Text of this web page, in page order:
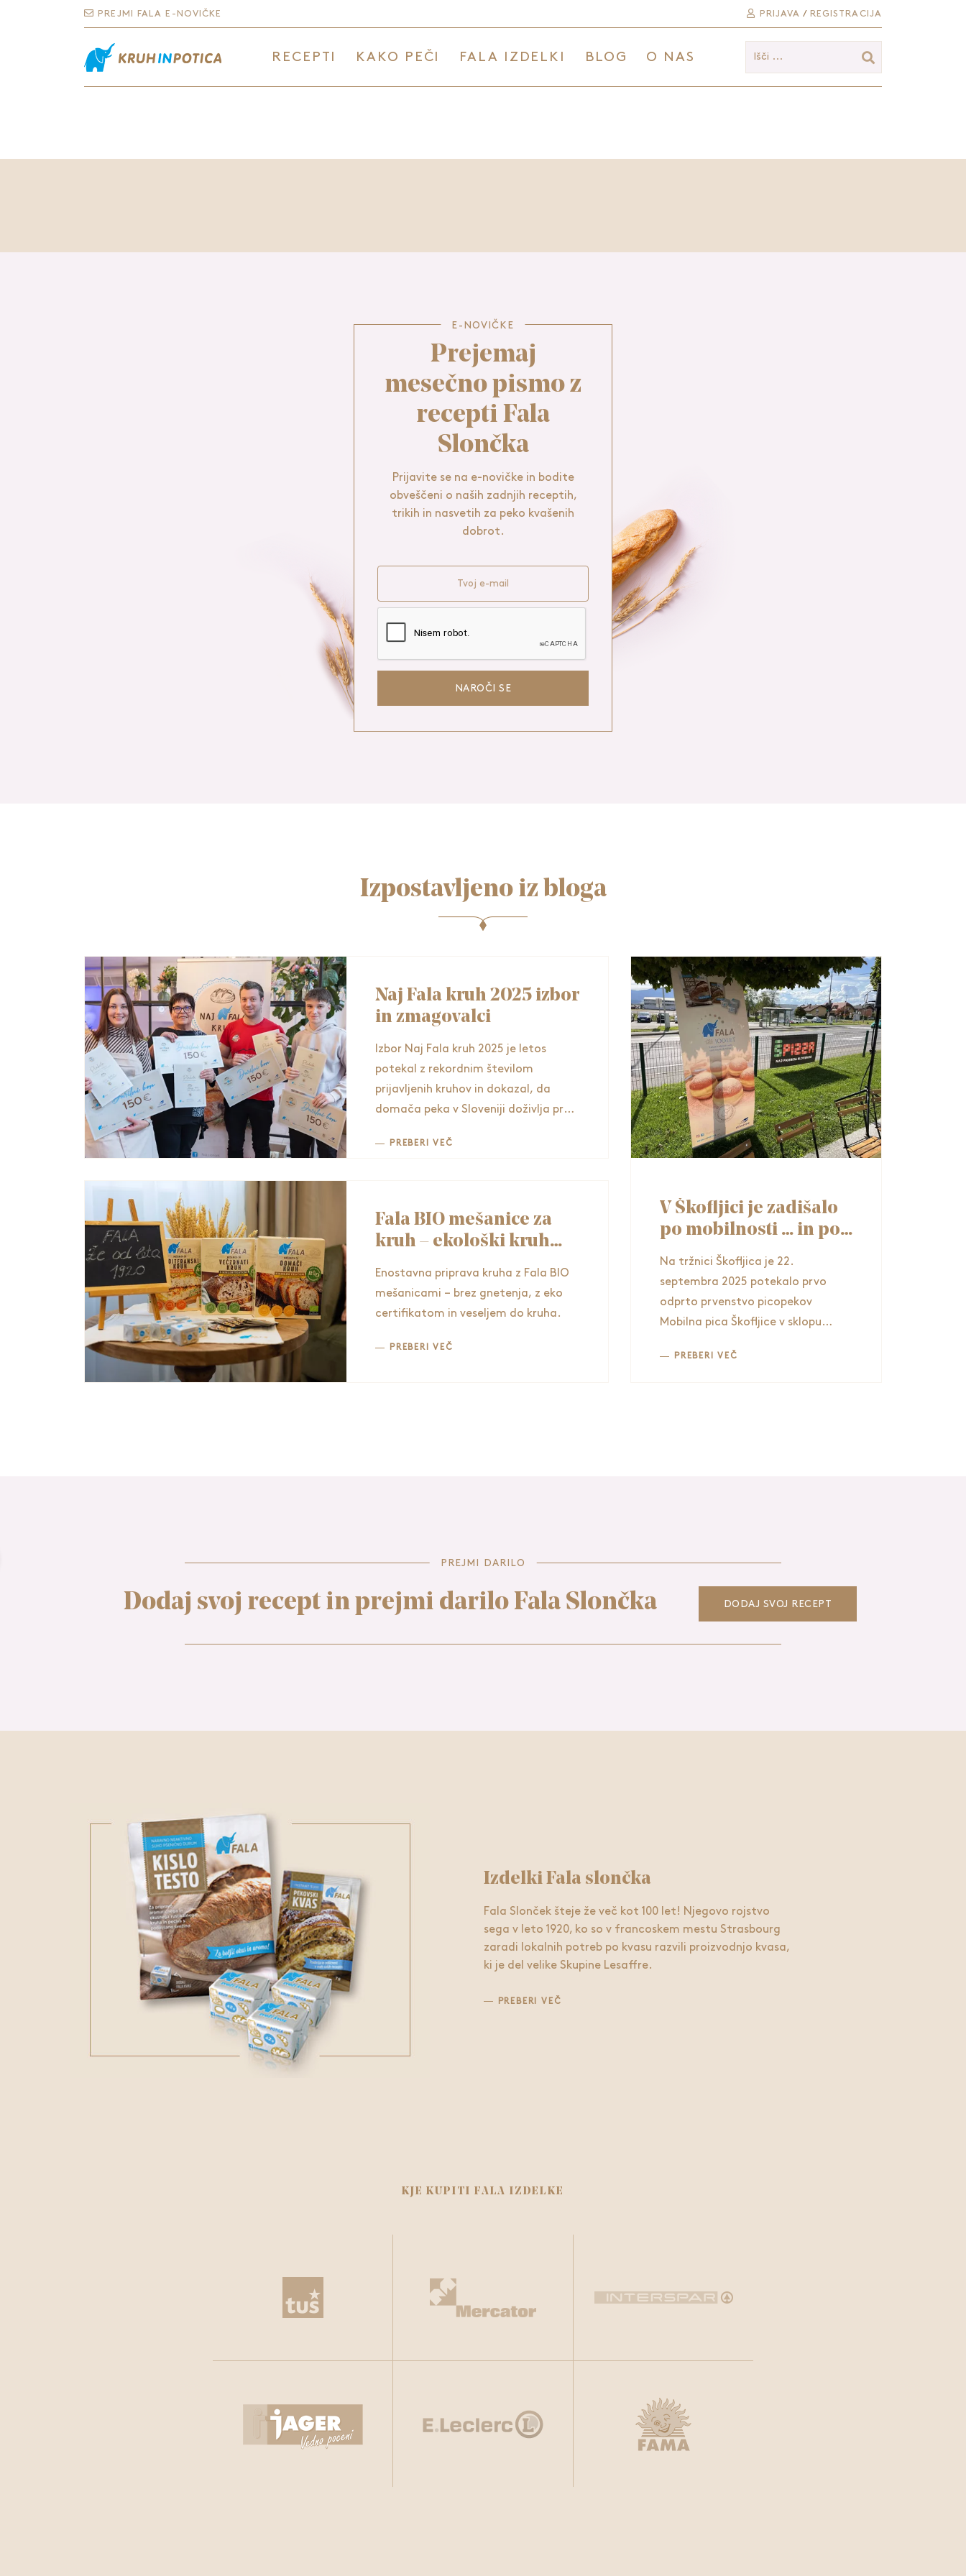
PREJMI FALA E-NOVIČKE PRIJAVA / REGISTRACIJA
Išči ...
RECEPTI KAKO PEČI FALA IZDELKI BLOG O NAS
E-NOVIČKE
Prejemaj
mesečno pismo z
recepti Fala
Slončka
Prijavite se na e-novičke in bodite
obveščeni o naših zadnjih receptih,
trikih in nasvetih za peko kvašenih
dobrot.
Tvoj e-mail
NAROČI SE
Izpostavljeno iz bloga
Naj Fala kruh 2025 izbor
in zmagovalci
Izbor Naj Fala kruh 2025 je letos
potekal z rekordnim številom
prijavljenih kruhov in dokazal, da
domača peka v Sloveniji doživlja pravi
PREBERI VEČ
Fala BIO mešanice za
kruh – ekološki kruh
doma, hitro in okusno
Enostavna priprava kruha z Fala BIO
mešanicami – brez gnetenja, z eko
certifikatom in veseljem do kruha.
PREBERI VEČ
V Škofljici je zadišalo
po mobilnosti … in po
picah
Na tržnici Škofljica je 22.
septembra 2025 potekalo prvo
odprto prvenstvo picopekov
Mobilna pica Škofljice v sklopu
PREBERI VEČ
PREJMI DARILO
Dodaj svoj recept in prejmi darilo Fala Slončka DODAJ SVOJ RECEPT
Izdelki Fala slončka
Fala Slonček šteje že več kot 100 let! Njegovo rojstvo
sega v leto 1920, ko so v francoskem mestu Strasbourg
zaradi lokalnih potreb po kvasu razvili proizvodnjo kvasa,
ki je del velike Skupine Lesaffre.
PREBERI VEČ
KJE KUPITI FALA IZDELKE